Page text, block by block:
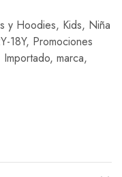
y Hoodies, Kids, Niña
18Y, Promociones
Importado, marca,